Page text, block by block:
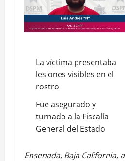
La víctima presentaba
lesiones visibles en el
rostro
Fue asegurado y
turnado a la Fiscalía
General del Estado
Ensenada, Baja California, a